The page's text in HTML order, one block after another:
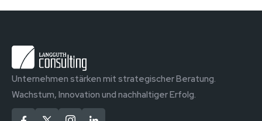
Unternehmen stärken mit strategischer Beratung.
Wachstum, Innovation und nachhaltiger Erfolg.